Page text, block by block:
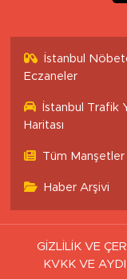
İstanbul
Eczaneler
İstanbul Trafik
Haritası
Tüm Manşetler
Haber Arşivi
GİZLİLİK VE
KVKK VE